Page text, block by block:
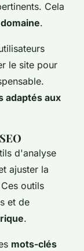
Cela
.
le site pour
adaptés aux
d'analyse
ajuster la
outils
et de
.
mots-clés